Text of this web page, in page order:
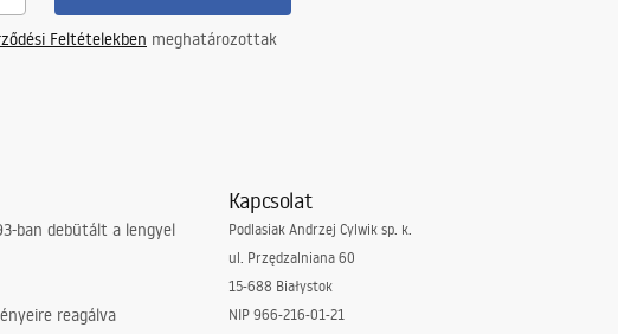
Feltételekben meghatározottak
ban debütált a lengyel
reagálva
Kapcsolat
Podlasiak Andrzej Cylwik sp. k.
ul. Przędzalniana 60
15-688 Białystok
NIP 966-216-01-21